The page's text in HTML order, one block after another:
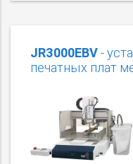
JR3000EBV-
печатных плат